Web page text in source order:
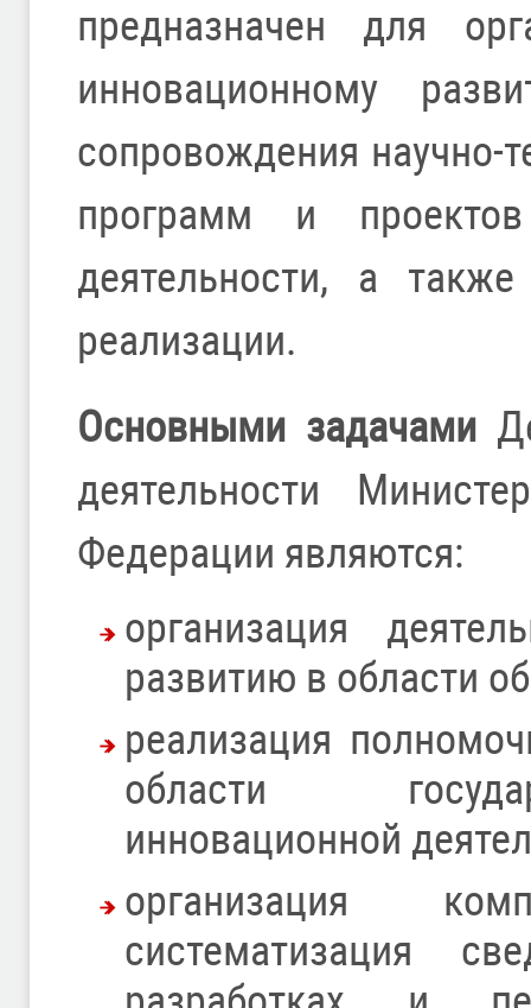
предназначен для
инновационному
сопровождения научно-
программ и
деятельности, а
реализации.
Основными задачами
деятельности
Федерации являются:
организация
развитию в области
реализация
области
инновационной
организация
систематизация